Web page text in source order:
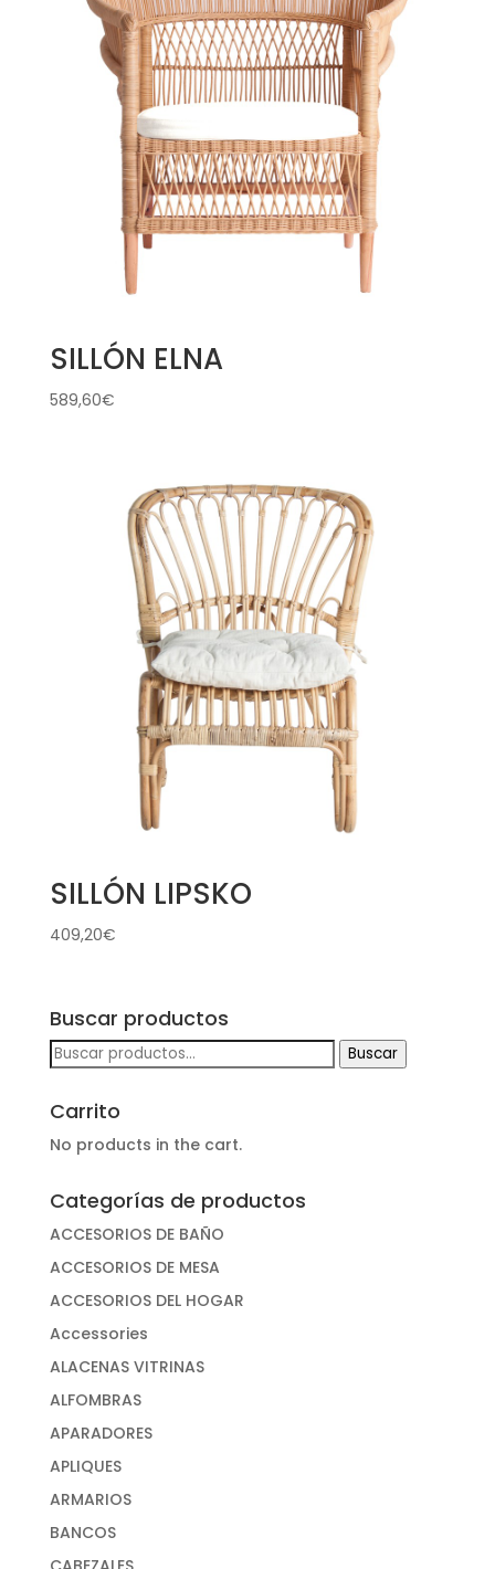
SILLÓN ELNA
589,60€
SILLÓN LIPSKO
409,20€
Buscar productos
Buscar
por:
Buscar
Carrito
No products in the cart.
Categorías de productos
ACCESORIOS DE BAÑO
ACCESORIOS DE MESA
ACCESORIOS DEL HOGAR
Accessories
ALACENAS VITRINAS
ALFOMBRAS
APARADORES
APLIQUES
ARMARIOS
BANCOS